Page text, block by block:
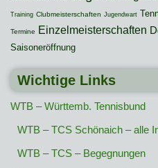
Training Clubmeisterschaften Jugendwart
Termine Einzelmeisterschaften
Saisoneröffnung
Wichtige Links
WTB – Württemb. Tennisbund
WTB – TCS Schönaich – alle
WTB – TCS – Begegnungen